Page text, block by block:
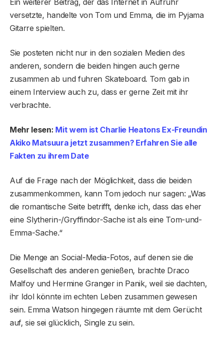
Ein weiterer Beitrag, der das Internet in Aufruhr
versetzte, handelte von Tom und Emma, ​​die im Pyjama
Gitarre spielten.
Sie posteten nicht nur in den sozialen Medien des
anderen, sondern die beiden hingen auch gerne
zusammen ab und fuhren Skateboard. Tom gab in
einem Interview auch zu, dass er gerne Zeit mit ihr
verbrachte.
Mehr lesen: Mit wem ist Charlie Heatons Ex-Freundin
Akiko Matsuura jetzt zusammen? Erfahren Sie alle
Fakten zu ihrem Date
Auf die Frage nach der Möglichkeit, dass die beiden
zusammenkommen, kann Tom jedoch nur sagen: „Was
die romantische Seite betrifft, denke ich, dass das eher
eine Slytherin-/Gryffindor-Sache ist als eine Tom-und-
Emma-Sache.“
Die Menge an Social-Media-Fotos, auf denen sie die
Gesellschaft des anderen genießen, brachte Draco
Malfoy und Hermine Granger in Panik, weil sie dachten,
ihr Idol könnte im echten Leben zusammen gewesen
sein. Emma Watson hingegen räumte mit dem Gerücht
auf, sie sei glücklich, Single zu sein.